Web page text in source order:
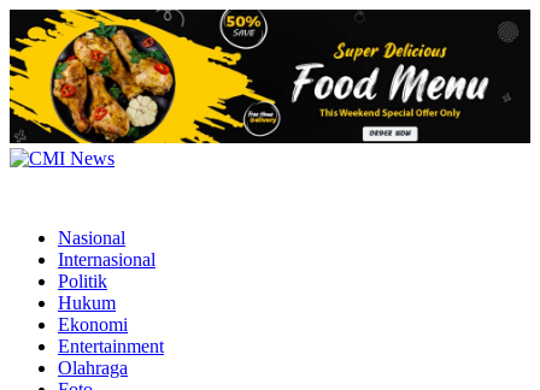
Nasional
Internasional
Politik
Hukum
Ekonomi
Entertainment
Olahraga